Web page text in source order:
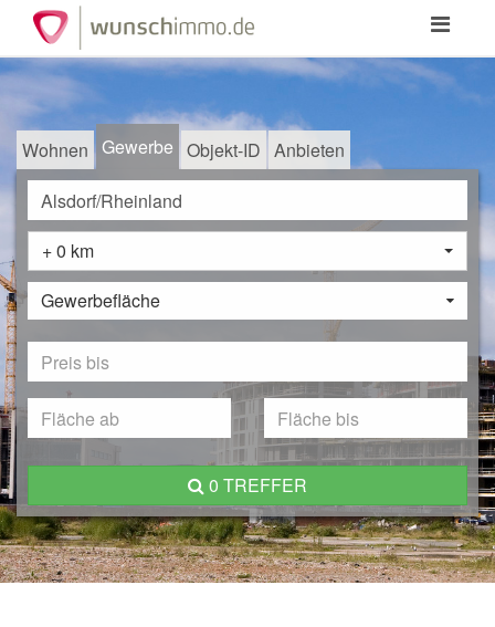
Toggle
Wohnen Gewerbe Objekt-ID Anbieten
+ 0 km
Gewerbefläche
0 TREFFER